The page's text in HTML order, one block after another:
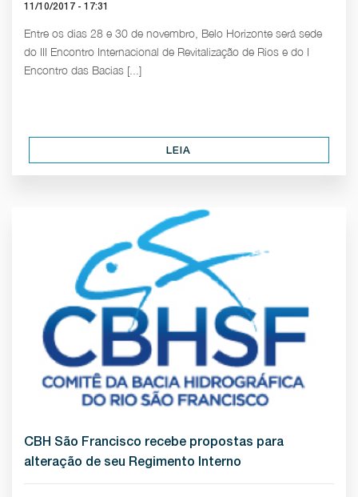
11/10/2017 - 17:31
Entre os dias 28 e 30 de novembro, Belo Horizonte será sede
do III Encontro Internacional de Revitalização de Rios e do I
Encontro das Bacias [...]
LEIA
CBH São Francisco recebe propostas para
alteração de seu Regimento Interno